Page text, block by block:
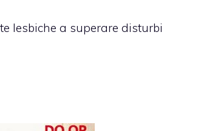
lesbiche a superare disturbi